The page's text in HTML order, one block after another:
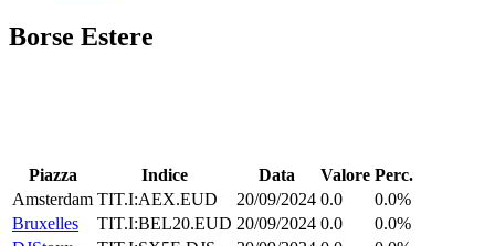
Borse Estere
Piazza Indice Data Valore Perc.
Amsterdam TIT.I:AEX.EUD 20/09/2024 0.0
0.0%
Bruxelles
TIT.I:BEL20.EUD 20/09/2024 0.0
0.0%